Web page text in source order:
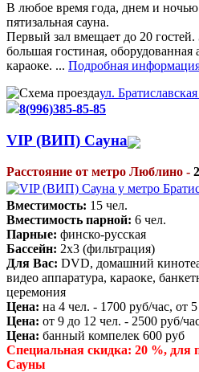
В любое время года, днем и ночью
пятизальная сауна.
Первый зал вмещает до 20
большая гостиная, оборудованная
караоке. ... Подробная
ул.
8(996)385-85-85
VIP (ВИП) Сауна
Расстояние от метро Люблино -
Вместимость: 15 чел.
Вместимость парной: 6 чел.
Парные: финско-русская
Бассейн: 2х3 (фильтрация)
Для Вас: DVD, домашний
видео аппаратура, караоке,
церемония
Цена: на 4 чел. - 1700 руб/час, от
Цена: от 9 до 12 чел. - 2500 руб/
Цена: банный компелек 600 руб
Специальная скидка: 20 %, для
Сауны